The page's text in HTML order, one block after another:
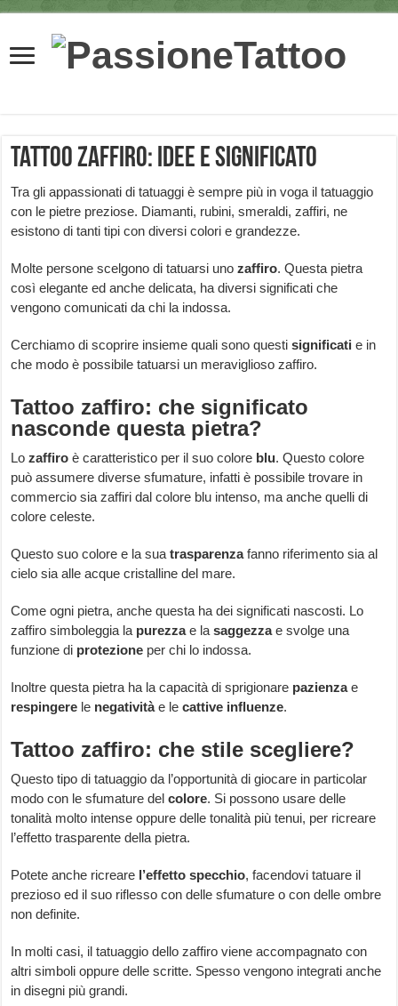
Tattoo zaffiro: idee e significato
Tra gli appassionati di tatuaggi è sempre più in voga il tatuaggio
con le pietre preziose. Diamanti, rubini, smeraldi, zaffiri, ne
esistono di tanti tipi con diversi colori e grandezze.
Molte persone scelgono di tatuarsi unozaffiro. Questa pietra
così elegante ed anche delicata, ha diversi significati che
vengono comunicati da chi la indossa.
Cerchiamo di scoprire insieme quali sono questisignificati e in
che modo è possibile tatuarsi un meraviglioso zaffiro.
Tattoo zaffiro: che significato
nasconde questa pietra?
Lozaffiro è caratteristico per il suo colore blu. Questo colore
può assumere diverse sfumature, infatti è possibile trovare in
commercio sia zaffiri dal colore blu intenso, ma anche quelli di
colore celeste.
Questo suo colore e la suatrasparenzafanno riferimento sia al
cielo sia alle acque cristalline del mare.
Come ogni pietra, anche questa ha dei significati nascosti. Lo
zaffiro simboleggia la purezzae lasaggezzae svolge una
funzione di protezione per chi lo indossa.
Inoltre questa pietra ha la capacità di sprigionare pazienzae
respingere le negativitàe lecattive influenze.
Tattoo zaffiro: che stile scegliere?
Questo tipo di tatuaggio da l’opportunità di giocare in particolar
modo con le sfumature delcolore. Si possono usare delle
tonalità molto intense oppure delle tonalità più tenui, per ricreare
l’effetto trasparente della pietra.
Potete anche ricreare l’effetto specchio, facendovi tatuare il
prezioso ed il suo riflesso con delle sfumature o con delle ombre
non definite.
In molti casi, il tatuaggio dello zaffiro viene accompagnato con
altri simboli oppure delle scritte. Spesso vengono integrati anche
in disegni più grandi.